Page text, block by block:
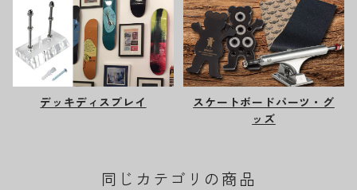
デッキディスプレイ
スケートボードパーツ・グ
ッズ
同じカテゴリの商品